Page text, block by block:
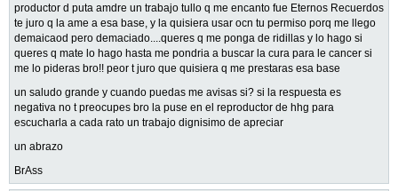
productor d puta amdre un trabajo tullo q me encanto fue Eternos Recuerdos
te juro q la ame a esa base, y la quisiera usar ocn tu permiso porq me llego
demaicaod pero demaciado....queres q me ponga de ridillas y lo hago si
queres q mate lo hago hasta me pondria a buscar la cura para le cancer si
me lo pideras bro!! peor t juro que quisiera q me prestaras esa base
un saludo grande y cuando puedas me avisas si? si la respuesta es
negativa no t preocupes bro la puse en el reproductor de hhg para
escucharla a cada rato un trabajo dignisimo de apreciar
un abrazo
BrAss